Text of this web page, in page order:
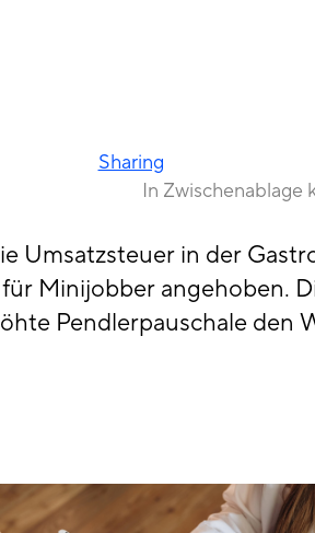
Sharing
In Zwischenablage
Umsatzsteuer in der
Minijobber angehoben.
Pendlerpauschale den